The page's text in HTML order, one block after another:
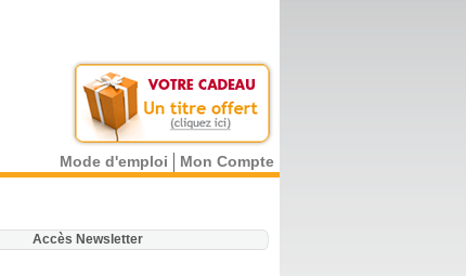
Mode d'emploi Mon Compte
Accès Newsletter